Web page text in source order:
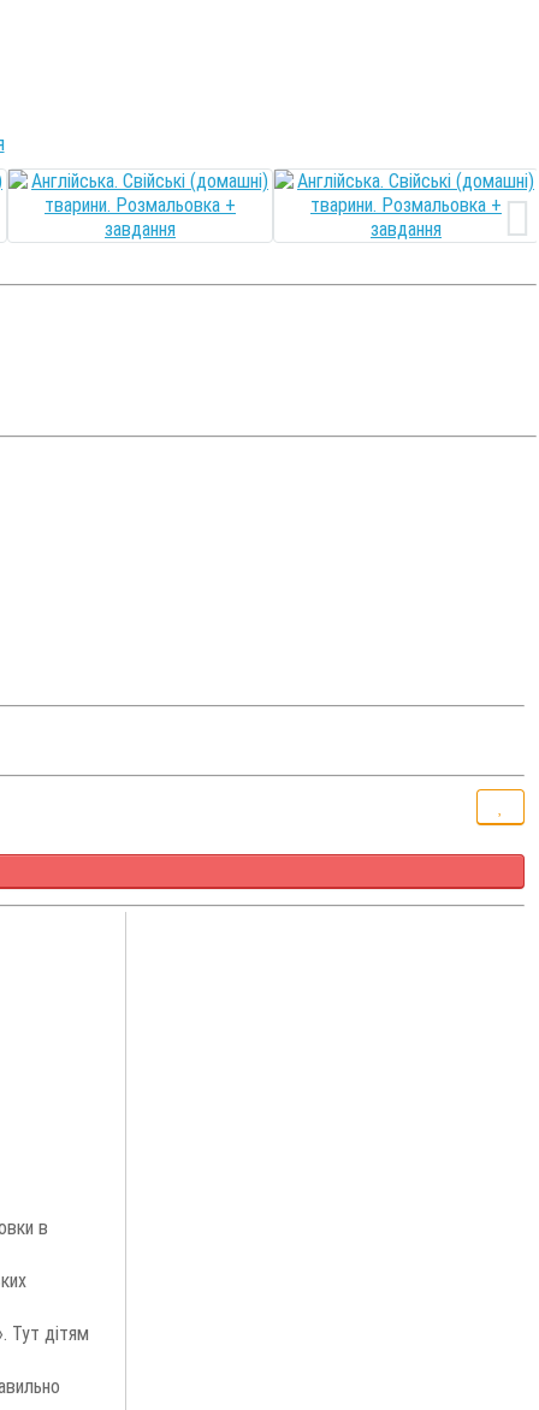
в
Тут дітям